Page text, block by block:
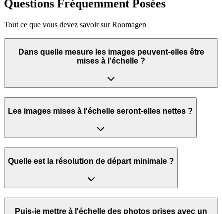
Questions Fréquemment Posées
Tout ce que vous devez savoir sur Roomagen
Dans quelle mesure les images peuvent-elles être
mises à l'échelle ?
Les images mises à l'échelle seront-elles nettes ?
Quelle est la résolution de départ minimale ?
Puis-je mettre à l'échelle des photos prises avec un